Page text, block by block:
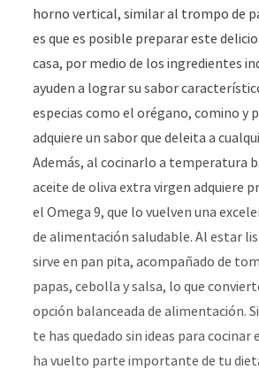
horno vertical, similar al trompo de
es que es posible preparar este
casa, por medio de los ingredientes
ayuden a lograr su sabor
especias como el orégano, comino y
adquiere un sabor que deleita a
Además, al cocinarlo a temperatura
aceite de oliva extra virgen adquiere
el Omega 9, que lo vuelven una
de alimentación saludable. Al estar
sirve en pan pita, acompañado de
papas, cebolla y salsa, lo que
opción balanceada de alimentación.
te has quedado sin ideas para
ha vuelto parte importante de tu